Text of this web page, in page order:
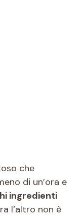
che
di un’ora e
ingredienti
l’altro non è